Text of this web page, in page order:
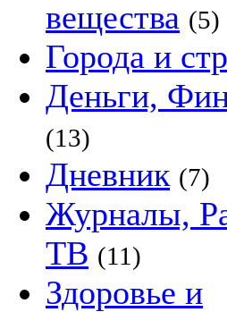
вещества (5)
Города и
Деньги,
(13)
Дневник (7)
Журналы,
ТВ (11)
Здоровье и